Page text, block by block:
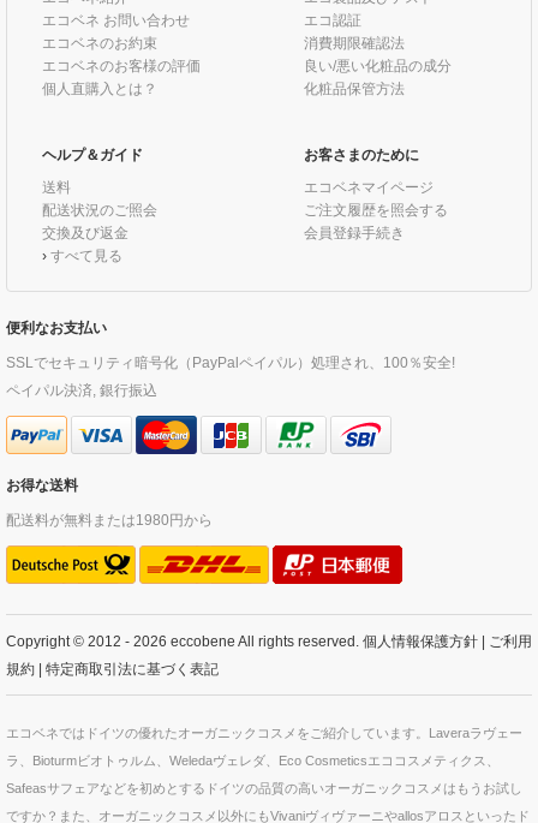
エコベネ お問い合わせ
エコベネのお約束
エコベネのお客様の評価
個人直購入とは？
エコ認証
消費期限確認法
良い/悪い化粧品の成分
化粧品保管方法
ヘルプ＆ガイド
送料
配送状況のご照会
交換及び返金
› すべて見る
お客さまのために
エコベネマイページ
ご注文履歴を照会する
会員登録手続き
便利なお支払い
SSLでセキュリティ暗号化（PayPalペイパル）処理され、100％安全!
ペイパル決済, 銀行振込
お得な送料
配送料が無料または1980円から
Copyright © 2012 - 2026 eccobene All rights reserved. 個人情報保護方針 | ご利用
規約 | 特定商取引法に基づく表記
エコベネではドイツの優れたオーガニックコスメをご紹介しています。Laveraラヴェー
ラ、Bioturmビオトゥルム、Weledaヴェレダ、Eco Cosmeticsエココスメティクス、
Safeasサフェアなどを初めとするドイツの品質の高いオーガニックコスメはもうお試し
ですか？また、オーガニックコスメ以外にもVivaniヴィヴァーニやallosアロスといったド